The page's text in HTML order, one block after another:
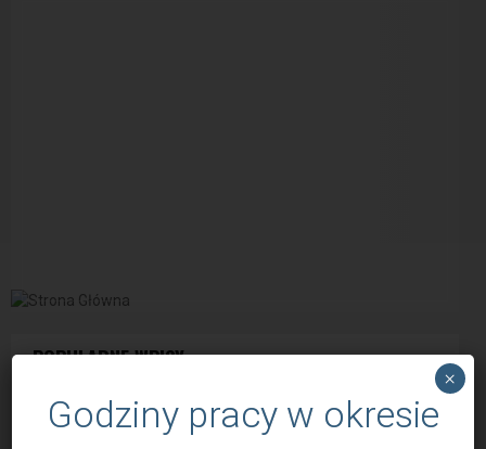
POPULARNE WPISY
Godziny pracy w okresie
×